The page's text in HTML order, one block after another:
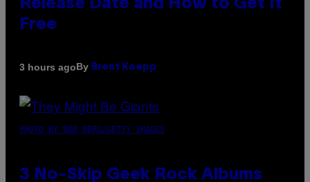
Release Date and How to Get It
Free
3 hours agoBy Brent Koepp
PHOTO BY BOB BERG/GETTY IMAGES
3 No-Skip Geek Rock Albums